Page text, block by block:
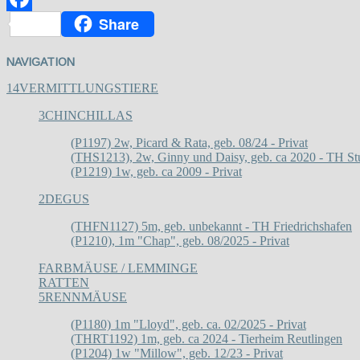
FacebookShare
NAVIGATION
14VERMITTLUNGSTIERE
3CHINCHILLAS
(P1197) 2w, Picard & Rata, geb. 08/24 - Privat
(THS1213), 2w, Ginny und Daisy, geb. ca 2020 - TH
(P1219) 1w, geb. ca 2009 - Privat
2DEGUS
(THFN1127) 5m, geb. unbekannt - TH Friedrichshafen
(P1210), 1m "Chap", geb. 08/2025 - Privat
FARBMÄUSE / LEMMINGE
RATTEN
5RENNMÄUSE
(P1180) 1m "Lloyd", geb. ca. 02/2025 - Privat
(THRT1192) 1m, geb. ca 2024 - Tierheim Reutlingen
(P1204) 1w "Millow", geb. 12/23 - Privat